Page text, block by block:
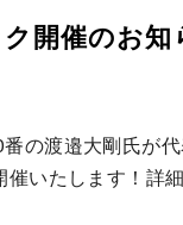
開催のお知
の渡邉大剛氏が
いたします！詳